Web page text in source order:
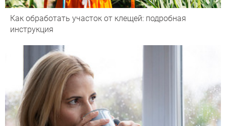
Как обработать участок от клещей: подробная
инструкция